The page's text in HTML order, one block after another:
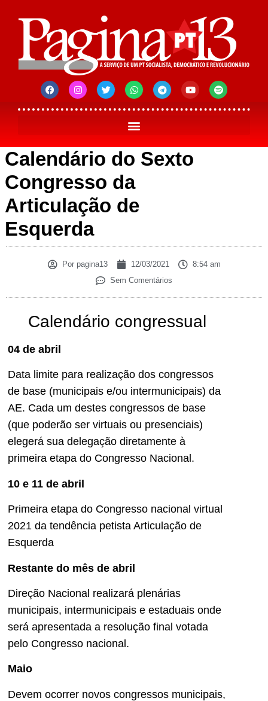
Calendário do Sexto
Congresso da
Articulação de
Esquerda
Porpagina13 12/03/2021
8:54 am
Sem Comentários
Calendário congressual
04 de abril
Data limite para realização dos congressos
de base (municipais e/ou intermunicipais) da
AE. Cada um destes congressos de base
(que poderão ser virtuais ou presenciais)
elegerá sua delegação diretamente à
primeira etapa do Congresso Nacional.
10 e 11 de abril
Primeira etapa do Congresso nacional virtual
2021 da tendência petista Articulação de
Esquerda
Restante do mês de abril
Direção Nacional realizará plenárias
municipais, intermunicipais e estaduais onde
será apresentada a resolução final votada
pelo Congresso nacional.
Maio
Devem ocorrer novos congressos municipais,